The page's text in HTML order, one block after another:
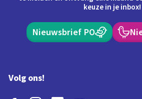
keuze in je inbox!
Nieuwsbrief PO
Volg ons!